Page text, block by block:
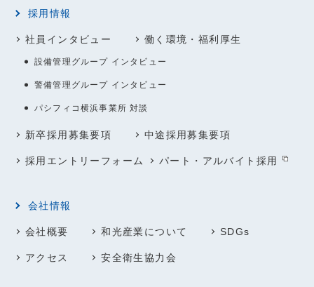
採用情報
社員インタビュー 働く環境・福利厚生
設備管理グループ インタビュー
警備管理グループ インタビュー
パシフィコ横浜事業所 対談
新卒採用募集要項 中途採用募集要項
採用エントリーフォーム パート・アルバイト採用
会社情報
会社概要 和光産業について SDGs
アクセス 安全衛生協力会